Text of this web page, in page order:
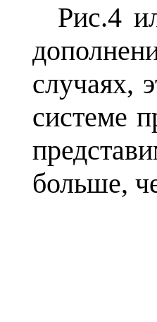
Рис.4
случаях,
системе
больше,